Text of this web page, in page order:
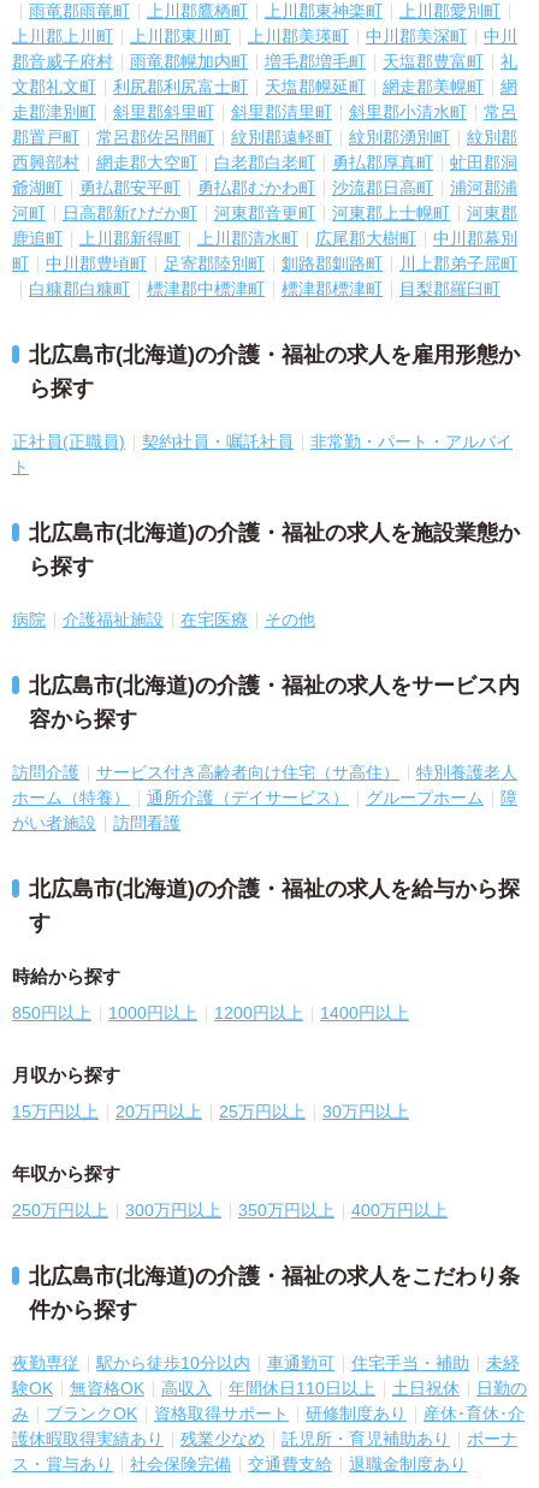
雨竜郡雨竜町
上川郡鷹栖町 上川郡東神楽町
上川郡愛別町
上川郡上川町
上川郡東川町 上川郡美瑛町 中川郡美深町
中川
郡音威子府村
雨竜郡幌加内町 増毛郡増毛町 天塩郡豊富町
礼
文郡礼文町
利尻郡利尻富士町 天塩郡幌延町 網走郡美幌町
網
走郡津別町
斜里郡斜里町 斜里郡清里町 斜里郡小清水町
常呂
郡置戸町
常呂郡佐呂間町 紋別郡遠軽町 紋別郡湧別町
紋別郡
西興部村
網走郡大空町 白老郡白老町 勇払郡厚真町
虻田郡洞
爺湖町
勇払郡安平町 勇払郡むかわ町 沙流郡日高町
浦河郡浦
河町
日高郡新ひだか町 河東郡音更町 河東郡上士幌町
河東郡
鹿追町
上川郡新得町 上川郡清水町 広尾郡大樹町
中川郡幕別
町
中川郡豊頃町 足寄郡陸別町 釧路郡釧路町
川上郡弟子屈町
白糠郡白糠町
標津郡中標津町 標津郡標津町 目梨郡羅臼町
北広島市(北海道)の介護・福祉の求人を雇用形態か
ら探す
正社員(正職員) 契約社員・嘱託社員
非常勤・パート・アルバイ
ト
北広島市(北海道)の介護・福祉の求人を施設業態か
ら探す
病院 介護福祉施設 在宅医療 その他
北広島市(北海道)の介護・福祉の求人をサービス内
容から探す
訪問介護 サービス付き高齢者向け住宅（サ高住）
特別養護老人
ホーム（特養）
通所介護（デイサービス） グループホーム
障
がい者施設
訪問看護
北広島市(北海道)の介護・福祉の求人を給与から探
す
時給から探す
850円以上 1000円以上 1200円以上 1400円以上
月収から探す
15万円以上 20万円以上 25万円以上 30万円以上
年収から探す
250万円以上 300万円以上 350万円以上 400万円以上
北広島市(北海道)の介護・福祉の求人をこだわり条
件から探す
夜勤専従 駅から徒歩10分以内 車通勤可 住宅手当・補助
未経
験OK
無資格OK 高収入 年間休日110日以上 土日祝休
日勤の
み
ブランクOK 資格取得サポート 研修制度あり
産休･育休･介
護休暇取得実績あり
残業少なめ 託児所・育児補助あり
ボーナ
ス・賞与あり
社会保険完備 交通費支給 退職金制度あり